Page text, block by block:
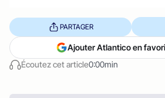
Écoutez cet article0:00min
PARTAGER
Ajouter Atlantico en